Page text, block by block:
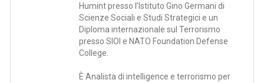
Humint presso l’Istituto Gino Germani di
Scienze Sociali e Studi Strategici e un
Diploma internazionale sul Terrorismo
presso SIOI e NATO Foundation Defense
College.
È Analista di intelligence e terrorismo per